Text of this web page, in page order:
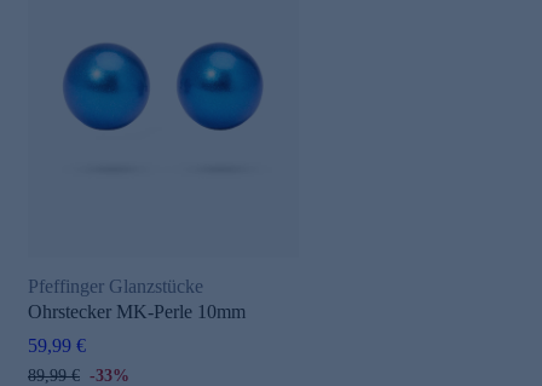
Pfeffinger Glanzstücke
Ohrstecker MK-Perle 10mm
59,99 €
89,99 € -33%